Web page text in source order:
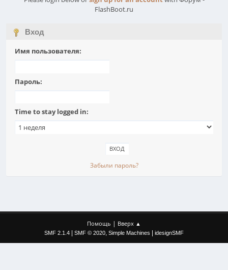
FlashBoot.ru
Вход
Имя пользователя:
Пароль:
Time to stay logged in:
Забыли пароль?
Помощь | Вверх ▲
SMF 2.1.4 SMF © 2020, Simple Machines idesignSMF